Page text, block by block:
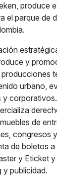
produce
el parque de
y
urbano,
y
de
congresos
de boletos
y Eticket
y publicidad.